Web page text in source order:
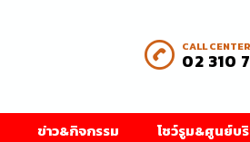
CALL CENTER
02 310
ข่าว&กิจกรรม โชว์รูม&ศูนย์บ